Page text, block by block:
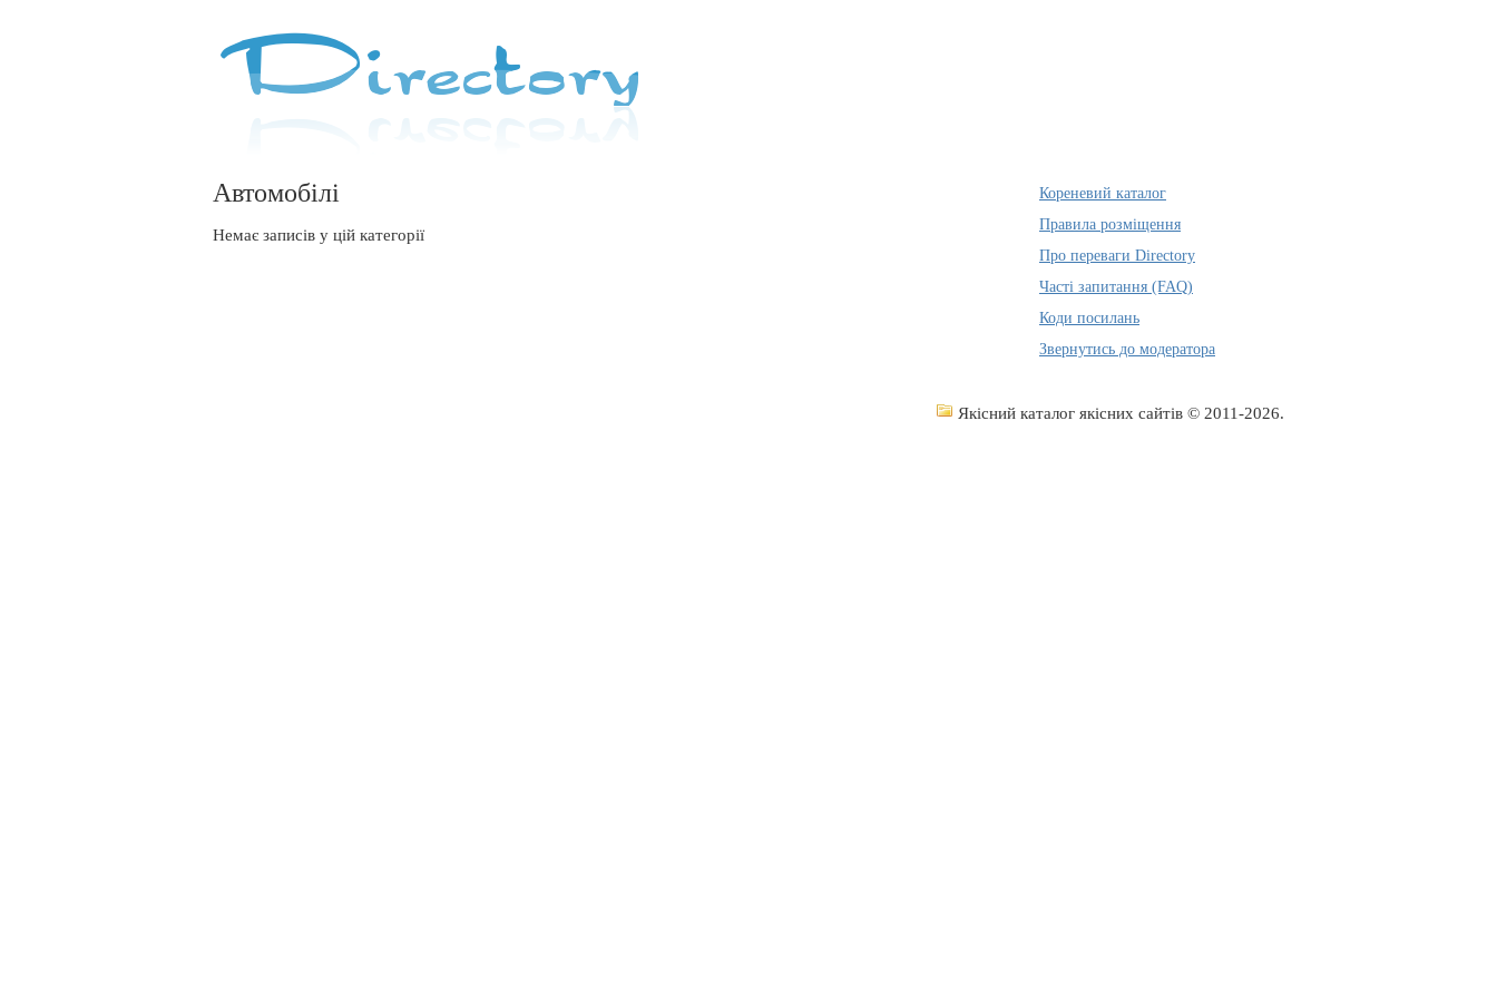
Автомобілі
Немає записів у цій категорії
Кореневий каталог
Правила розміщення
Про переваги Directory
Часті запитання (FAQ)
Коди посилань
Звернутись до модератора
Якісний каталог якісних сайтів © 2011-2026.